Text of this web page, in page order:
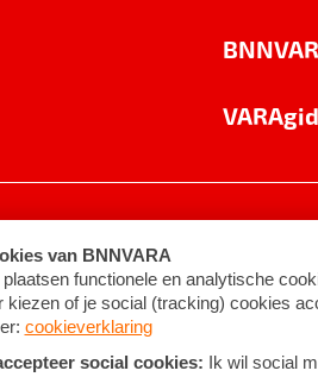
Algemene voorwaarden ©